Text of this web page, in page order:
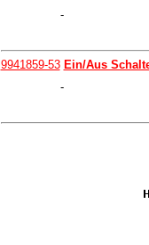
-
9941859-53
-
Ein/Aus